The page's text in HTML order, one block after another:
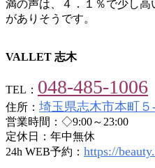
満の声は、４．１％で少し
がありそうです。
VALLET 志木
TEL： 048-485-1006
住所： 埼玉県志木市本町
営業時間：◇9:00～23:00
定休日：年中無休
24h WEB予約： https://